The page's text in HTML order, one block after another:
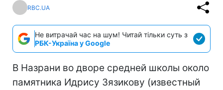
RBC.UA
Не витрачай час на шум! Читай тільки суть з
РБК-Україна у Google
В Назрани во дворе средней школы около
памятника Идрису Зязикову (известный